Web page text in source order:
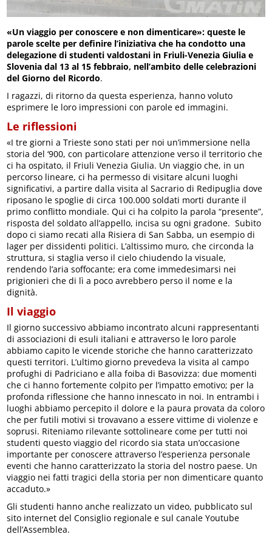
«Un viaggio per conoscere e non dimenticare»: queste le
parole scelte per definire l’iniziativa che ha condotto una
delegazione di studenti valdostani in Friuli-Venezia Giulia e
Slovenia dal 13 al 15 febbraio, nell’ambito delle celebrazioni
del Giorno del Ricordo.
I ragazzi, di ritorno da questa esperienza, hanno voluto
esprimere le loro impressioni con parole ed immagini.
Le riflessioni
«I tre giorni a Trieste sono stati per noi un’immersione nella
storia del ‘900, con particolare attenzione verso il territorio che
ci ha ospitato, il Friuli Venezia Giulia. Un viaggio che, in un
percorso lineare, ci ha permesso di visitare alcuni luoghi
significativi, a partire dalla visita al Sacrario di Redipuglia dove
riposano le spoglie di circa 100.000 soldati morti durante il
primo conflitto mondiale. Qui ci ha colpito la parola “presente”,
risposta del soldato all’appello, incisa su ogni gradone. Subito
dopo ci siamo recati alla Risiera di San Sabba, un esempio di
lager per dissidenti politici. L’altissimo muro, che circonda la
struttura, si staglia verso il cielo chiudendo la visuale,
rendendo l’aria soffocante; era come immedesimarsi nei
prigionieri che di lì a poco avrebbero perso il nome e la
dignità.
Il viaggio
Il giorno successivo abbiamo incontrato alcuni rappresentanti
di associazioni di esuli italiani e attraverso le loro parole
abbiamo capito le vicende storiche che hanno caratterizzato
questi territori. L’ultimo giorno prevedeva la visita al campo
profughi di Padriciano e alla foiba di Basovizza: due momenti
che ci hanno fortemente colpito per l’impatto emotivo; per la
profonda riflessione che hanno innescato in noi. In entrambi i
luoghi abbiamo percepito il dolore e la paura provata da coloro
che per futili motivi si trovavano a essere vittime di violenze e
soprusi. Riteniamo rilevante sottolineare come per tutti noi
studenti questo viaggio del ricordo sia stata un’occasione
importante per conoscere attraverso l’esperienza personale
eventi che hanno caratterizzato la storia del nostro paese. Un
viaggio nei fatti tragici della storia per non dimenticare quanto
accaduto.»
Gli studenti hanno anche realizzato un video, pubblicato sul
sito internet del Consiglio regionale e sul canale Youtube
dell’Assemblea.